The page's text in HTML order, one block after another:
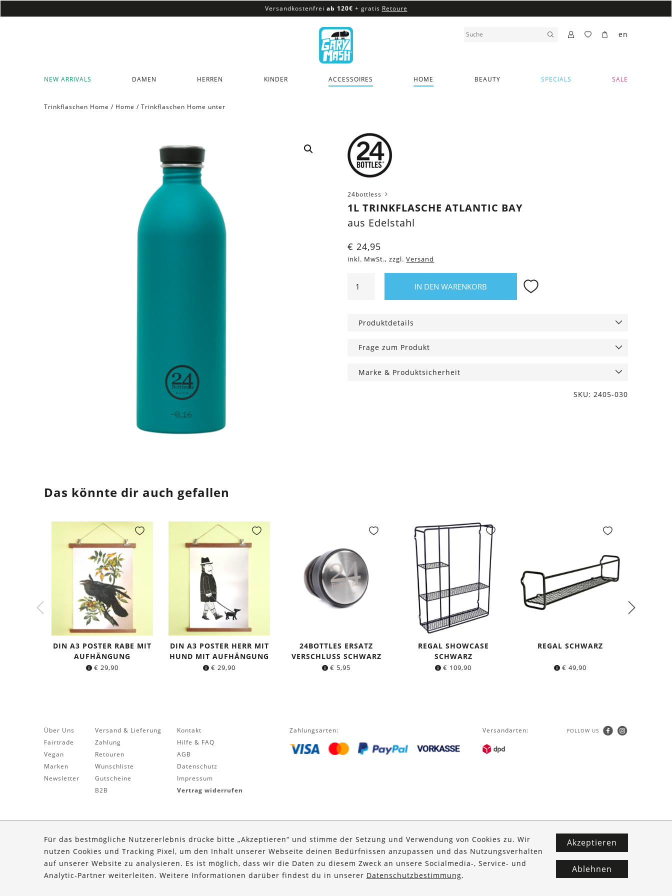
Versandkostenfrei ab 120€ + gratis Retoure
Versandkostenfreiab 120€
NEW ARRIVALS DAMEN HERREN KINDER ACCESSOIRES HOME BEAUTY SPECIALS SALE
en
Trinkflaschen Home / Home / Trinkflaschen Home unter
24bottless
1L TRINKFLASCHE ATLANTIC BAY
aus Edelstahl
€ 24,95
inkl. MwSt., zzgl. Versand
Trinkflasche
Menge
IN DEN WARENKORB
Produktdetails
Frage zum Produkt
Marke & Produktsicherheit
SKU: 2405-030
Das könnte dir auch gefallen
DIN A3 POSTER RABE MIT
AUFHÄNGUNG
€ 29,90
DIN A3 POSTER HERR MIT
HUND MIT AUFHÄNGUNG
€ 29,90
24BOTTLES ERSATZ
VERSCHLUSS SCHWARZ
€ 5,95
REGAL SHOWCASE
SCHWARZ
€ 109,90
REGAL SCHWARZ
€ 49,90
Über Uns
Fairtrade
Vegan
Marken
Newsletter
Versand & Lieferung
Zahlung
Retouren
Wunschliste
Gutscheine
B2B
Kontakt
Hilfe & FAQ
AGB
Datenschutz
Impressum
Vertrag widerrufen
Zahlungsarten: Versandarten: FOLLOW US
Für das bestmögliche Nutzererlebnis drücke bitte „Akzeptieren“ und stimme der Setzung und Verwendung von Cookies zu. Wir
nutzen Cookies und Tracking Pixel, um den Inhalt unserer Webseite deinen Bedürfnissen anzupassen und das Nutzungsverhalten
auf unserer Website zu analysieren. Es ist möglich, dass wir die Daten zu diesem Zweck an unsere Socialmedia-, Service- und
Analytic-Partner weiterleiten. Weitere Informationen darüber findest du in unserer Datenschutzbestimmung.
Akzeptieren
Ablehnen